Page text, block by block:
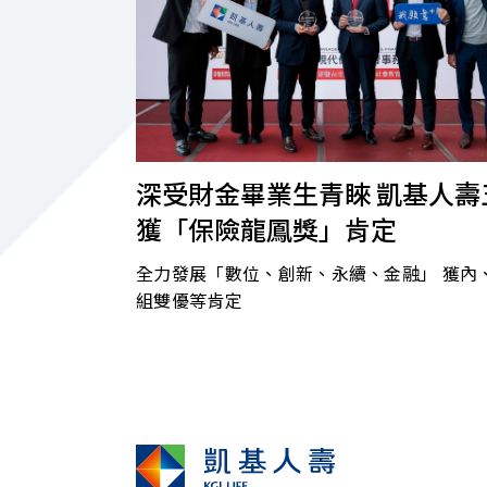
2026.03.03 ｜
深受財金畢業生青睞 凱基人
獲「保險龍鳳獎」肯定
全力發展「數位、創新、永續、金融」 獲內
組雙優等肯定